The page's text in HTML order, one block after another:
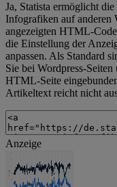
Ja, Statista ermöglicht
Infografiken auf anderen
angezeigten HTML-
die Einstellung der
anpassen. Als Standard
Sie bei Wordpress-
HTML-Seite
Artikeltext reicht nicht
Anzeige